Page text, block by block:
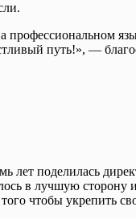
профессиональном
путь!», —
лет поделилась
в лучшую
чтобы укрепить